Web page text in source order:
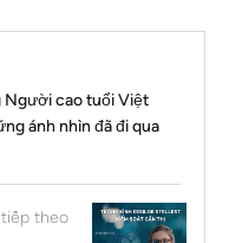
cao tuổi Việt
ánh nhìn đã đi qua
tiếp theo